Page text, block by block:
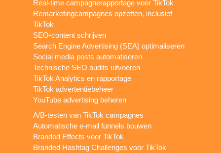
Real-time campagnerapportage voor TikTok
Remarketingcampagnes opzetten, inclusief
TikTok
SEO-content schrijven
Search Engine Advertising (SEA) optimaliseren
Social media posts automatiseren
Technische SEO audits uitvoeren
TikTok Analytics en rapportage
TikTok advertentiebeheer
YouTube advertising beheren
A/B-testen van TikTok campagnes
Automatische e-mail funnels bouwen
Branded Effects voor TikTok
Branded Hashtag Challenges voor TikTok